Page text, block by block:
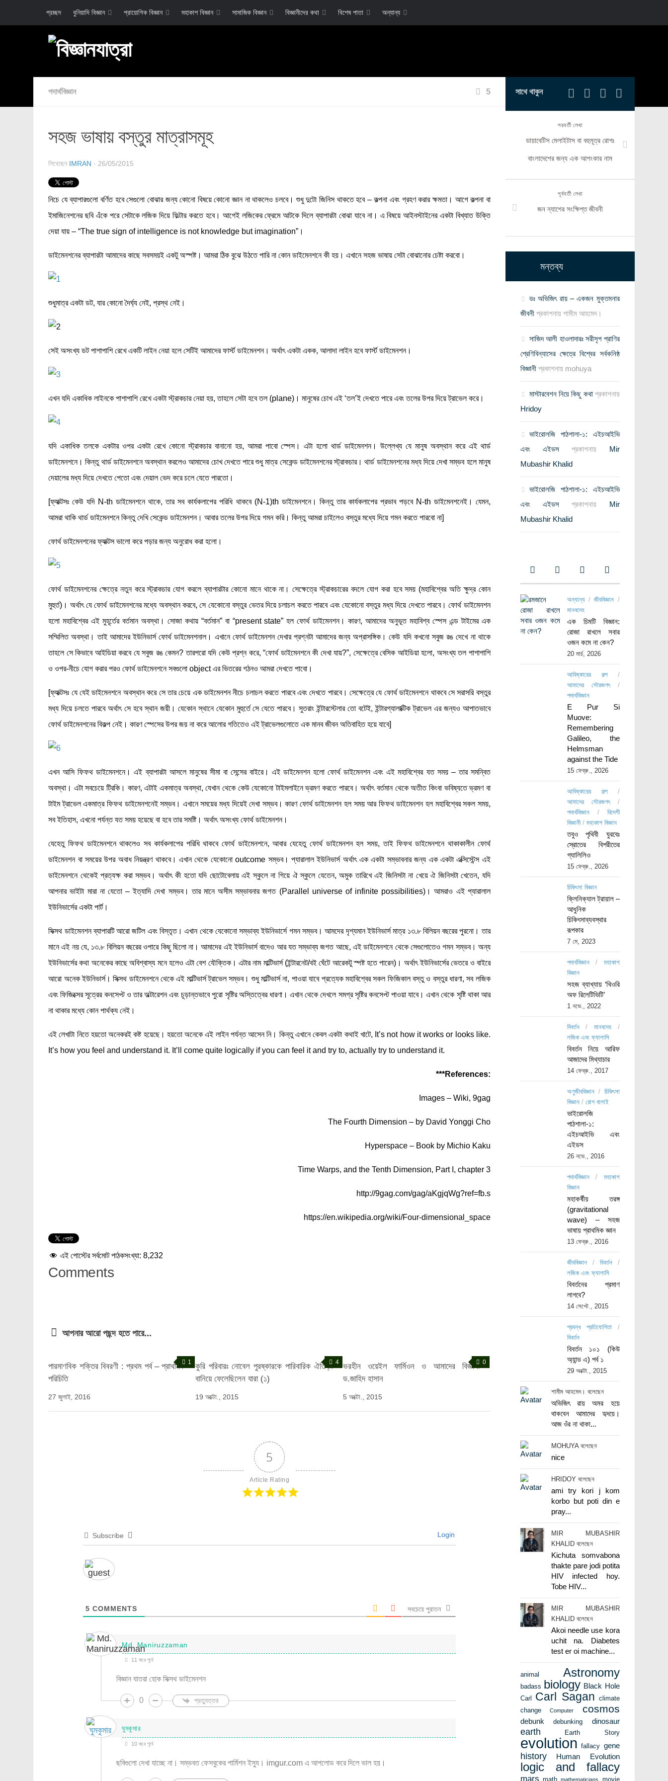
প্রচ্ছদ বুনিয়াদি বিজ্ঞান প্রায়োগিক বিজ্ঞান মহাকাশ বিজ্ঞান সামাজিক বিজ্ঞান বিজ্ঞানীদের কথা বিশেষ পাতা অন্যান্য
পদার্থবিজ্ঞান 5
সহজ ভাষায় বস্তুর মাত্রাসমূহ
লিখেছেন IMRAN · 26/05/2015
নিচে যে ব্যাপারগুলো বর্ণিত হবে সেগুলো বোঝার জন্য কোনো বিষয়ে কোনো জ্ঞান না থাকলেও চলবে। শুধু দুটো জিনিস থাকতে হবে – কল্পনা এবং গ্রহণ করার ক্ষমতা। আগে কল্পনা বা
ইমাজিনেশনের ছবি এঁকে পরে সেটাকে লজিক দিয়ে ফিল্টার করতে হবে। আগেই লজিকের ফ্রেমে আটকে দিলে ব্যাপারটা বোঝা যাবে না। এ বিষয়ে আইনস্টাইনের একটা বিখ্যাত উক্তি
দেয়া যায় – “The true sign of intelligence is not knowledge but imagination”।
ডাইমেনশনের ব্যাপারটা আমাদের কাছে সবসময়ই একটু অস্পষ্ট। আমরা ঠিক বুঝে উঠতে পারি না কোন ডাইমেনশনে কী হয়। এখানে সহজ ভাষায় সেটা বোঝানোর চেষ্টা করবো।
শুধুমাত্র একটা ডট, যার কোনো দৈর্ঘ্য নেই, প্রস্থ নেই।
সেই অসংখ্য ডট পাশাপাশি রেখে একটি লাইন নেয়া হলে সেটিই আমাদের ফার্স্ট ডাইমেনশন। অর্থাৎ একটা একক, আলাদা লাইন হবে ফার্স্ট ডাইমেনশন।
এখন যদি একাধিক লাইনকে পাশাপাশি রেখে একটা স্ট্রাকচার নেয়া হয়, তাহলে সেটা হবে তল (plane)। মানুষের চোখ এই ‘তল’ই দেখতে পারে এবং তলের উপর দিয়ে ট্রাভেল করে।
যদি একাধিক তলকে একটার ওপর একটা রেখে কোনো স্ট্রাকচার বানানো হয়, আমরা পাবো স্পেস। এটা হলো থার্ড ডাইমেনশন। উল্লেখ্য যে মানুষ অবস্থান করে এই থার্ড
ডাইমেনশনে। কিন্তু থার্ড ডাইমেনশনে অবস্থান করলেও আমাদের চোখ দেখতে পারে শুধু মাত্র সেকেন্ড ডাইমেনশনের স্ট্রাকচার। থার্ড ডাইমেনশনের মধ্য দিয়ে দেখা সম্ভব হলে মানুষ
দেয়ালের মধ্য দিয়ে দেখতে পেতো এবং দেয়াল ভেদ করে চলে যেতে পারতো।
[ফ্যাক্টসঃ কেউ যদি N-th ডাইমেনশনে থাকে, তার সব কার্যকলাপের পরিধি থাকবে (N-1)th ডাইমেনশনে। কিন্তু তার কার্যকলাপের প্রভাব পড়বে N-th ডাইমেনশনেই। যেমন,
আমরা থাকি থার্ড ডাইমেনশনে কিন্তু দেখি সেকেন্ড ডাইমেনশন। আবার তলের উপর দিয়ে গমন করি। কিন্তু আমরা চাইলেও বস্তুর মধ্যে দিয়ে গমন করতে পারবো না]
ফোর্থ ডাইমেনশনের ফ্যাক্টস ভালো করে পড়ার জন্য অনুরোধ করা হলো।
ফোর্থ ডাইমেনশনের ক্ষেত্রে নতুন করে স্ট্রাকচার যোগ করলে ব্যাপারটার কোনো মানে থাকে না। সেক্ষেত্রে স্ট্রাকচারের বদলে যোগ করা হবে সময় (মহাবিশ্বের অতি ক্ষুদ্র কোন
মুহুর্ত)। অর্থাৎ যে ফোর্থ ডাইমেনশনের মধ্যে অবস্থান করবে, সে যেকোনো বস্তুর ভেতর দিয়ে চলাচল করতে পারবে এবং যেকোনো বস্তুর মধ্য দিয়ে দেখতে পারবে। ফোর্থ ডাইমেনশন
হলো মহাবিশ্বের এই মুহূর্তের বর্তমান অবস্থা। সোজা কথায় “বর্তমান” বা “present state” হল ফোর্থ ডাইমেনশন। কারণ, আমাদের অনুভূত মহাবিশ্ব স্পেস এন্ড টাইমের এক
সম্মিলিত অবস্থা। তাই আমাদের ইউনিভার্স ফোর্থ ডাইমেনশনাল। এখানে ফোর্থ ডাইমেনশন দেখার প্রশ্নটা আমাদের জন্য অপ্রাসঙ্গিক। কেউ যদি কখনো সবুজ রঙ দেখে না থাকে
তাহলে সে কিভাবে আইডিয়া করবে যে সবুজ রঙ কেমন? তারপরো যদি কেউ প্রশ্ন করে, “ফোর্থ ডাইমেনশনে কী দেখা যায়?”, সেক্ষেত্রে বেসিক আইডিয়া হলো, অসংখ্য তল পাশাপাশি
ও ওপর-নীচে যোগ করার পরও ফোর্থ ডাইমেনশনে সবগুলো object এর ভিতরের গঠনও আমরা দেখতে পাবো।
[ফ্যাক্টসঃ যে যেই ডাইমেনশনে অবস্থান করে সে তার চেয়ে এক ডাইমেনশন নীচে চলাচল করতে পারবে এবং দেখতে পারবে। সেক্ষেত্রে যে ফোর্থ ডাইমেনশনে থাকবে সে সরাসরি বস্তুর
মধ্য দিয়ে চলতে পারবে অর্থাৎ সে হবে স্থান জয়ী। যেকোন স্থানে যেকোন মুহুর্তে সে যেতে পারবে। সুতরাং ইন্টারস্টেলার তো বটেই, ইন্টারগ্যালাক্টিক ট্রাভেল এর জন্যও আপাতভাবে
ফোর্থ ডাইমেনশনের বিকল্প নেই। কারণ স্পেসের উপর জয় না করে আলোর গতিতেও এই ট্রাভেলগুলোতে এক মানব জীবন অতিবাহিত হয়ে যাবে]
এখন আসি ফিফথ ডাইমেনশনে। এই ব্যাপারটা আসলে মানুষের সীমা বা সেন্সের বাইরে। এই ডাইমেনশন হলো ফোর্থ ডাইমেনশন এবং এই মহাবিশ্বের যত সময় – তার সমন্বিত
অবস্থা। এটা সবচেয়ে ট্রিকি। কারণ, এটাই একমাত্র অবস্থা, যেখান থেকে কেউ যেকোনো টাইমলাইনে ভ্রমণ করতে পারবে। অর্থাৎ বর্তমান থেকে অতীত কিংবা ভবিষ্যতে ভ্রমণ বা
টাইম ট্রাভেল একমাত্র ফিফথ ডাইমেনশনেই সম্ভব। এখানে সময়ের মধ্য দিয়েই দেখা সম্ভব। কারণ ফোর্থ ডাইমেনশন হল সময় আর ফিফথ ডাইমেনশন হল মহাবিশ্বের সকল সময়,
সব ইতিহাস, এখনো পর্যন্ত যত সময় হয়েছে বা হবে তার সমষ্টি। অর্থাৎ অসংখ্য ফোর্থ ডাইমেনশন।
যেহেতু ফিফথ ডাইমেনশনে থাকলেও সব কার্যকলাপের পরিধি থাকবে ফোর্থ ডাইমেনশনে, আবার যেহেতু ফোর্থ ডাইমেনশন হল সময়, তাই ফিফথ ডাইমেনশনে থাকাকালীন ফোর্থ
ডাইমেনশন বা সময়ের উপর অবাধ নিয়ন্ত্রণ থাকবে। এখান থেকে যেকোনো outcome সম্ভব। প্যারালাল ইউনিভার্স অর্থাৎ এক একটা সম্ভাবনার জন্য এক একটা এক্সিস্টেন্স এই
ডাইমেনশনে থেকেই প্রত্যক্ষ করা সম্ভব। অর্থাৎ কী হতো যদি ছোটোবেলায় এই স্কুলে না গিয়ে ঐ স্কুলে যেতেন, অমুক তারিখে এই জিনিসটা না খেয়ে ঐ জিনিসটা খেতেন, যদি
আপনার ভাইটা মারা না যেতো – ইত্যাদি দেখা সম্ভব। তার মানে অসীম সম্ভাবনার জগত (Parallel universe of infinite possibilities)। আমরাও এই প্যারালাল
ইউনিভার্সের একটা পার্ট।
সিক্সথ ডাইমেনশন ব্যাপারটি আরো জটিল এবং বিস্তৃত। এখান থেকে যেকোনো সম্ভাব্য ইউনিভার্সে গমন সম্ভব। আমদের দৃশ্যমান ইউনিভার্স মাত্র ১৩.৮ বিলিয়ন বছরের পুরনো। তার
মানে এই নয় যে, ১৩.৮ বিলিয়ন বছরের ওপারে কিছু ছিলো না। আমাদের এই ইউনিভার্স বাদেও আর যত সম্ভাব্য জগত আছে, এই ডাইমেনশনে থেকে সেগুলোতেও গমন সম্ভব। অন্য
ইউনিভার্সের কথা অনেকের কাছে অবিশ্বাস্য মনে হলেও এটা বেশ যৌক্তিক। এটার নাম মাল্টিভার্স (ইন্টারনেট/বই ঘেঁটে আরেকটু স্পষ্ট হতে পারেন)। অর্থাৎ ইউনিভার্সের ভেতরে ও বাইরে
আরো অনেক ইউনিভার্স। সিক্সথ ডাইমেনশনে থেকে এই মাল্টিভার্স ট্রাভেল সম্ভব। শুধু মাল্টিভার্স না, পাওয়া যাবে প্রত্যেক মহাবিশ্বের সকল ফিজিকাল বস্তু ও বস্তুর ধারণা, সব লজিক
এবং ফিজিক্সের সূত্রের কনসেপ্ট ও তার অল্টারেশন এবং চূড়ান্তভাবে পুরো সৃষ্টির অস্তিত্বের ধারণা। এখান থেকে দেখলে সমগ্র সৃষ্টির কনসেপ্ট পাওয়া যাবে। এখান থেকে সৃষ্টি থাকা আর
না থাকার মধ্যে কোন পার্থক্য নেই।
এই লেখাটা নিতে হয়তো অনেকরই কষ্ট হয়েছে। হয়তো অনেকে এই লাইন পর্যন্ত আসেন নি। কিন্তু এখানে কেবল একটা কথাই খাটে, It’s not how it works or looks like.
It’s how you feel and understand it. It’ll come quite logically if you can feel it and try to, actually try to understand it.
***References:
Images – Wiki, 9gag
The Fourth Dimension – by David Yonggi Cho
Hyperspace – Book by Michio Kaku
Time Warps, and the Tenth Dimension, Part I, chapter 3
http://9gag.com/gag/aKgjqWg?ref=fb.s
https://en.wikipedia.org/wiki/Four-dimensional_space
এই পোস্টের সর্বমোট পাঠকসংখ্যা:8,232
Comments
আপনার আরো পছন্দ হতে পারে...
1
পারমাণবিক শক্তির বিবরণী : প্রথম পর্ব – প্রাথমিক
পরিচিতি
27 জুলাই, 2016
4
কুরি পরিবারঃ নোবেল পুরষ্কারকে পারিবারিক ঐতিহ্য
বানিয়ে ফেলেছিলেন যারা (১)
19 অক্টো., 2015
0
ভরহীন ওয়েইল ফার্মিওন ও আমাদের বিজ্ঞানী
ড.জাহিদ হাসান
5 অক্টো., 2015
5
Article Rating
Subscribe Login
5 COMMENTS সবচেয়ে পুরাতন
Md. Maniruzzaman
11 বছর পূর্বে
বিজ্ঞান যাতরা হোক সিক্সথ ডাইমেনশন
0 প্রত্যুত্তর
ঘুমকুমার
10 বছর পূর্বে
ছবিগুলো দেখা যাচ্ছে না। সম্ভবত ফেসবুকের পার্মিশন ইস্যু। imgur.com এ আপলোড করে দিলে ভাল হয়।
সাথে থাকুন
পরবর্তী লেখা
ডায়াবেটিস মেলাইটাস বা বহুমূত্র রোগঃ
বাংলাদেশের জন্য এক আশংকার নাম
পূর্ববর্তী লেখা
জন ন্যাশের সংক্ষিপ্ত জীবনী
মন্তব্য
ডঃ অভিজিৎ রায় – একজন মুক্তমনার
জীবনীপ্রকাশনায় শামীম আহমেদ।
সাজিদ আলী হাওলাদারঃ সরীসৃপ প্রাণির
শ্রেণিবিন্যাসের ক্ষেত্রে বিশ্বের সর্বকনিষ্ঠ
বিজ্ঞানীপ্রকাশনায় mohuya
মাস্টারবেশন নিয়ে কিছু কথাপ্রকাশনায়
Hridoy
ভাইরোলজি পাঠশালা-১: এইচআইভি
এবং এইডস প্রকাশনায় Mir
Mubashir Khalid
ভাইরোলজি পাঠশালা-১: এইচআইভি
এবং এইডস প্রকাশনায় Mir
Mubashir Khalid
অন্যান্য/জীববিজ্ঞান /
মানবদেহ
এক চিমটি বিজ্ঞান:
রোজা রাখলে সবার
ওজন কমে না কেন?
20 মার্চ, 2026
আবিষ্কারের গল্প/
আমাদের সৌরজগৎ/
পদার্থবিজ্ঞান
E Pur Si
Muove:
Remembering
Galileo, the
Helmsman
against the Tide
15 ফেব্রু., 2026
আবিষ্কারের গল্প/
আমাদের সৌরজগৎ/
পদার্থবিজ্ঞান/ বিদেশী
বিজ্ঞানী/ মহাকাশ বিজ্ঞান
তবুও পৃথিবী ঘুরবেঃ
স্রোতের বিপরীতের
গ্যালিলিও
15 ফেব্রু., 2026
চিকিৎসা বিজ্ঞান
ক্লিনিক্যাল ট্রায়াল –
আধুনিক
চিকিৎসাব্যবস্থার
রূপকার
7 মে, 2023
পদার্থবিজ্ঞান/ মহাকাশ
বিজ্ঞান
সহজ ব্যাখ্যায় ‘থিওরি
অফ রিলেটিভিটি’
1 নভে., 2022
বিবর্তন/মানবদেহ /
লজিক এবং ফ্যালাসি
বিবর্তন নিয়ে আরিফ
আজাদের মিথ্যাচার
14 ফেব্রু., 2017
অণুজীববিজ্ঞান/ চিকিৎসা
বিজ্ঞান/ রোগ বালাই
ভাইরোলজি
পাঠশালা-১:
এইচআইভি এবং
এইডস
26 নভে., 2016
পদার্থবিজ্ঞান/ মহাকাশ
বিজ্ঞান
মহাকর্ষীয় তরঙ্গ
(gravitational
wave) – সহজ
ভাষায় প্রাথমিক জ্ঞান
13 ফেব্রু., 2016
জীববিজ্ঞান/ বিবর্তন/
লজিক এবং ফ্যালাসি
বিবর্তনের প্রমাণ
লাগবে?
14 সেপ্টে., 2015
প্রবন্ধ প্রতিযোগিতা /
বিবর্তন
বিবর্তন ১০১ (কিউ
অ্যান্ড এ) পর্ব ১
29 অক্টো., 2015
শামীম আহমেদ। বলেছেন
অভিজিৎ রায় অমর হয়ে
থাকবেন আমাদের হৃদয়ে।
আজ ওঁর না থাকা...
MOHUYA বলেছেন
nice
HRIDOY বলেছেন
ami try kori j kom
korbo but poti din e
pray...
MIR MUBASHIR
KHALID বলেছেন
Kichuta somvabona
thakte pare jodi potita
HIV infected hoy.
Tobe HIV...
MIR MUBASHIR
KHALID বলেছেন
Akoi needle use kora
uchit na. Diabetes
test er oi machine...
animal Astronomy
badass biology Black Hole
Carl Carl Sagan climate
change
Computer cosmos
debunk debunking dinosaur
earth Earth Story
evolution fallacy gene
history Human Evolution
logic and fallacy
mars math mathematicians movie